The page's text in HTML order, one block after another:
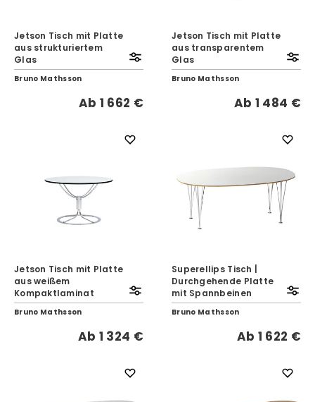
Jetson Tisch mit Platte
aus strukturiertem
Glas
Bruno Mathsson
Ab 1 662 €
Jetson Tisch mit Platte
aus transparentem
Glas
Bruno Mathsson
Ab 1 484 €
Jetson Tisch mit Platte
aus weißem
Kompaktlaminat
Bruno Mathsson
Ab 1 324 €
Superellips Tisch |
Durchgehende Platte
mit Spannbeinen
Bruno Mathsson
Ab 1 622 €